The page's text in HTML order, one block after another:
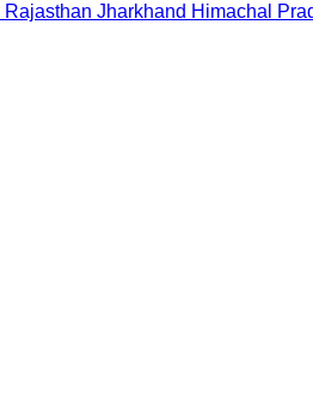
Rajasthan Jharkhand Himachal